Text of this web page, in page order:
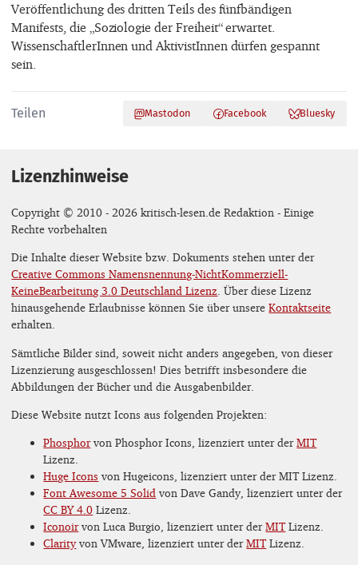
Veröffentlichung des dritten Teils des fünfbändigen
Manifests, die „Soziologie der Freiheit“ erwartet.
WissenschaftlerInnen und AktivistInnen dürfen gespannt
sein.
Teilen Mastodon Facebook Bluesky
Lizenzhinweise
Copyright © 2010 - 2026 kritisch-lesen.de Redaktion - Einige
Rechte vorbehalten
Die Inhalte dieser Website bzw. Dokuments stehen unter der
Creative Commons Namensnennung-NichtKommerziell-
KeineBearbeitung 3.0 Deutschland Lizenz . Über diese Lizenz
hinausgehende Erlaubnisse können Sie über unsereKontaktseite
erhalten.
Sämtliche Bilder sind, soweit nicht anders angegeben, von dieser
Lizenzierung ausgeschlossen! Dies betrifft insbesondere die
Abbildungen der Bücher und die Ausgabenbilder.
Diese Website nutzt Icons aus folgenden Projekten:
Phosphorvon Phosphor Icons, lizenziert unter derMIT
Lizenz.
Huge Icons von Hugeicons, lizenziert unter der MIT Lizenz.
Font Awesome 5 Solid von Dave Gandy, lizenziert unter der
CC BY 4.0 Lizenz.
Iconoirvon Luca Burgio, lizenziert unter derMITLizenz.
Clarityvon VMware, lizenziert unter derMITLizenz.